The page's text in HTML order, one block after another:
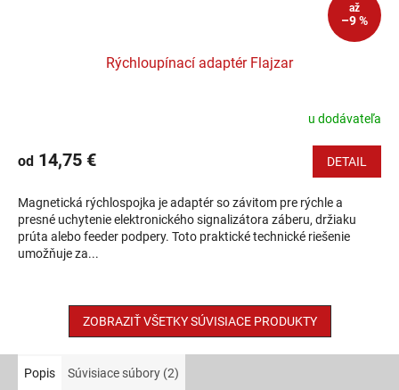
až
–9 %
Rýchloupínací adaptér Flajzar
u dodávateľa
od 14,75 € DETAIL
Magnetická rýchlospojka je adaptér so závitom pre rýchle a
presné uchytenie elektronického signalizátora záberu, držiaku
prúta alebo feeder podpery. Toto praktické technické riešenie
umožňuje za...
ZOBRAZIŤ VŠETKY SÚVISIACE PRODUKTY
Popis Súvisiace súbory (2)